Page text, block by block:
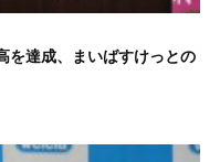
を達成、まいばすけっとの